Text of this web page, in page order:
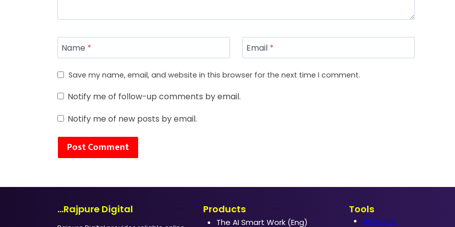
Name * Email *
Save my name, email, and website in this browser for the next time I comment.
Notify me of follow-up comments by email.
Notify me of new posts by email.
...Rajpure Digital Products
The AI Smart Work (Eng)
Tools
JPG to PDF